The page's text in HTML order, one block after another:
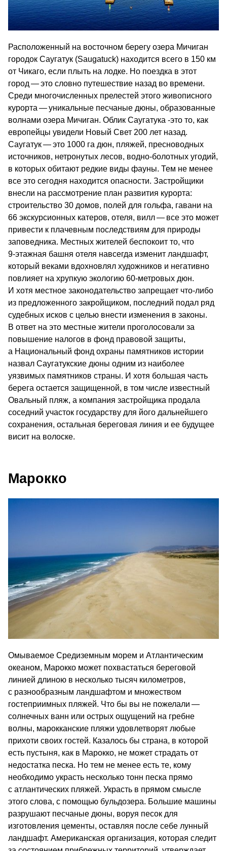
Расположенный на восточном берегу озера Мичиган
городок Саугатук (Saugatuck) находится всего в 150 км
от Чикаго, если плыть на лодке. Но поездка в этот
город — это словно путешествие назад во времени.
Среди многочисленных прелестей этого живописного
курорта — уникальные песчаные дюны, образованные
волнами озера Мичиган. Облик Саугатука ‑это то, как
европейцы увидели Новый Свет 200 лет назад.
Саугатук — это 1000 га дюн, пляжей, пресноводных
источников, нетронутых лесов, водно-болотных угодий,
в которых обитают редкие виды фауны. Тем не менее
все это сегодня находится опасности. Застройщики
внесли на рассмотрение план развития курорта:
строительство 30 домов, полей для гольфа, гавани на
66 экскурсионных катеров, отеля, вилл — все это может
привести к плачевным последствиям для природы
заповедника. Местных жителей беспокоит то, что
9‑этажная башня отеля навсегда изменит ландшафт,
который веками вдохновлял художников и негативно
повлияет на хрупкую экологию 60-метровых дюн.
И хотя местное законодательство запрещает что-либо
из предложенного закройщиком, последний подал ряд
судебных исков с целью внести изменения в законы.
В ответ на это местные жители проголосовали за
повышение налогов в фонд правовой защиты,
а Национальный фонд охраны памятников истории
назвал Саугатукские дюны одним из наиболее
уязвимых памятников страны. И хотя большая часть
берега остается защищенной, в том числе известный
Овальный пляж, а компания застройщика продала
соседний участок государству для його дальнейшего
сохранения, остальная береговая линия и ее будущее
висит на волоске.
Марокко
Омываемое Средиземным морем и Атлантическим
океаном, Марокко может похвастаться береговой
линией длиною в несколько тысяч километров,
с разнообразным ландшафтом и множеством
гостеприимных пляжей. Что бы вы не пожелали —
солнечных ванн или острых ощущений на гребне
волны, марокканские пляжи удовлетворят любые
прихоти своих гостей. Казалось бы страна, в которой
есть пустыня, как в Марокко, не может страдать от
недостатка песка. Но тем не менее есть те, кому
необходимо украсть несколько тонн песка прямо
с атлантических пляжей. Украсть в прямом смысле
этого слова, с помощью бульдозера. Большие машины
разрушают песчаные дюны, воруя песок для
изготовления цементы, оставляя после себе лунный
ландшафт. Американская организация, которая следит